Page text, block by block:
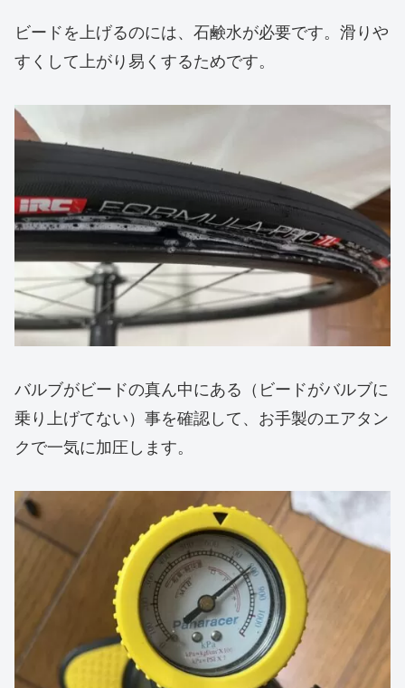
ビードを上げるのには、石鹸水が必要です。滑りや
すくして上がり易くするためです。
バルブがビードの真ん中にある（ビードがバルブに
乗り上げてない）事を確認して、お手製のエアタン
クで一気に加圧します。